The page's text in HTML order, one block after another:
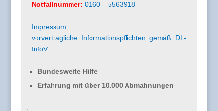
Notfallnummer: 0160 – 5563918
Impressum
vorvertragliche Informationspflichten gemäß DL-
InfoV
Bundesweite Hilfe
Erfahrung mit über 10.000 Abmahnungen